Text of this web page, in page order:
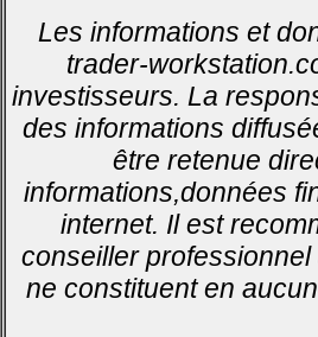
Les informations et
trader-
investisseurs. La
des informations
être retenue
informations,données
internet. Il est
conseiller
ne constituent en